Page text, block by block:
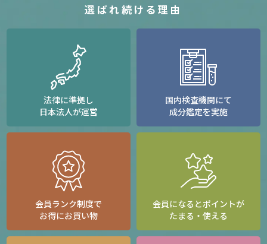
選ばれ続ける理由
法律に準拠し
日本法人が運営
国内検査機関にて
成分鑑定を実施
会員ランク制度で
お得にお買い物
会員になるとポイントが
たまる・使える